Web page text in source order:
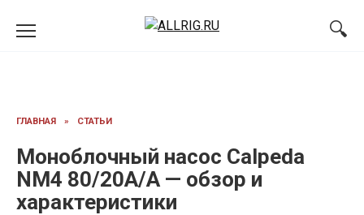
ГЛАВНАЯ » СТАТЬИ
Моноблочный насос Calpeda
NM4 80/20A/A — обзор и
характеристики